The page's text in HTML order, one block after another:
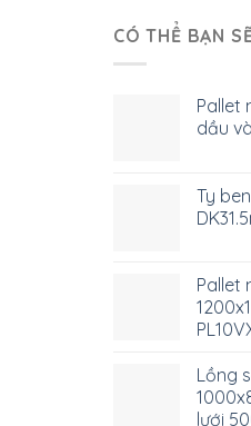
CÓ THỂ BẠN
Pallet
dầu
Ty
Pallet
Lồng
lưới